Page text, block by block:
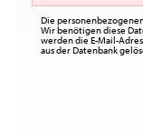
Die
Wir benötigen diese
werden die E-Mail-
aus der Datenbank